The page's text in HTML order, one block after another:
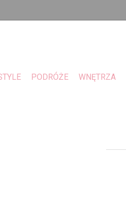
PODRÓŻE WNĘTRZA